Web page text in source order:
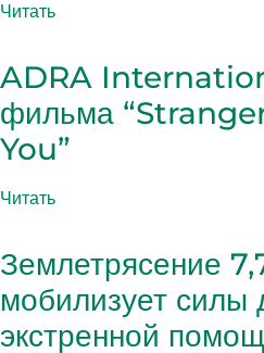
Читать
ADRA
фильма
You”
Читать
Землетрясение
мобилизует силы
экстренной